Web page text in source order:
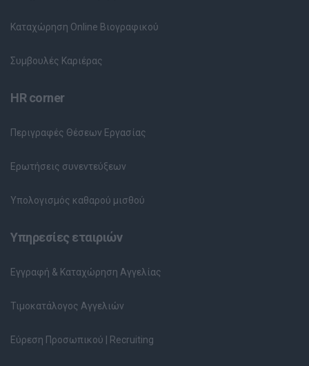
Καταχώρηση Online Βιογραφικού
Συμβουλές Καριέρας
HR corner
Περιγραφές Θέσεων Εργασίας
Ερωτήσεις συνεντεύξεων
Υπολογισμός καθαρού μισθού
Υπηρεσίες εταιριών
Εγγραφή & Καταχώρηση Αγγελίας
Τιμοκατάλογος Αγγελιών
Εύρεση Προσωπικού | Recruiting